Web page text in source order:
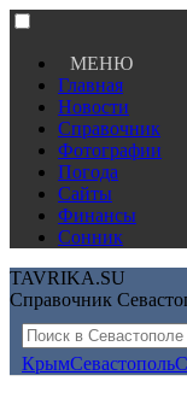
МЕНЮ
Главная
Новости
Справочник
Фотографии
Погода
Сайты
Финансы
Сонник
TAVRIKA.SU
Справочник
КрымСевастополь